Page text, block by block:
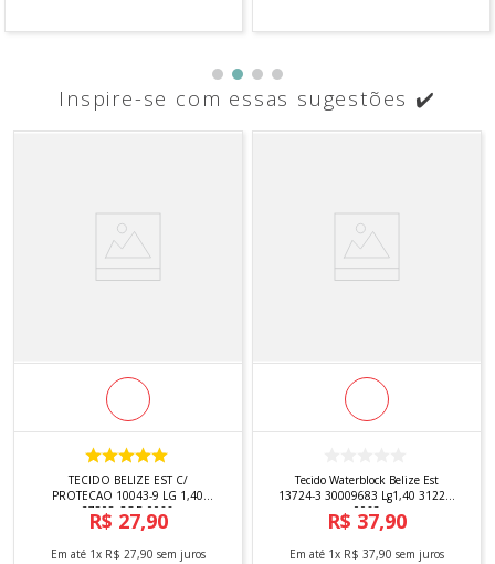
Inspire-se com essas sugestões ✔️
TECIDO BELIZE EST C/
PROTECAO 10043-9 LG 1,40
27808 COR 0066
R$ 27,90
Em até 1x R$ 27,90 sem juros
Tecido Waterblock Belize Est
13724-3 30009683 Lg1,40 31221-
0063
R$ 37,90
Em até 1x R$ 37,90 sem juros